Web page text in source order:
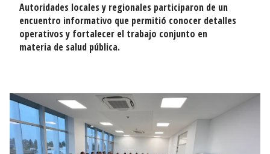
Autoridades locales y regionales participaron de un
encuentro informativo que permitió conocer detalles
operativos y fortalecer el trabajo conjunto en
materia de salud pública.